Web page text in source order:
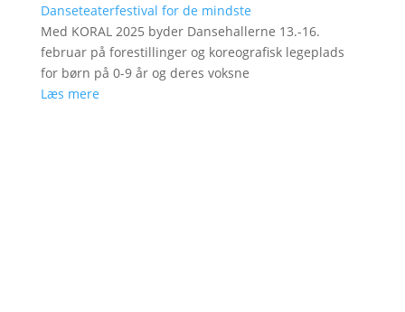
Danseteaterfestival for de mindste
Med KORAL 2025 byder Dansehallerne 13.-16.
februar på forestillinger og koreografisk legeplads
for børn på 0-9 år og deres voksne
Læs mere